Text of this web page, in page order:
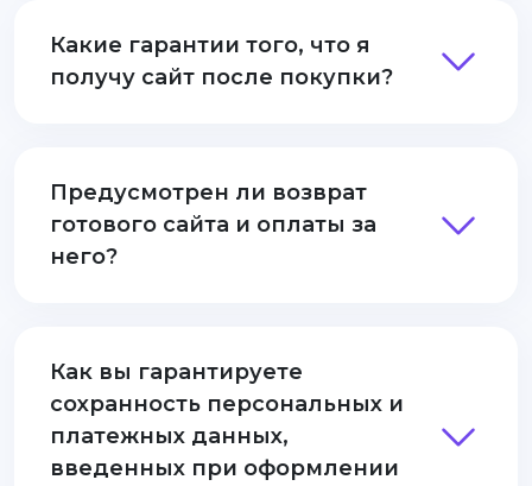
Какие гарантии того, что я
получу сайт после покупки?
Предусмотрен ли возврат
готового сайта и оплаты за
него?
Как вы гарантируете
сохранность персональных и
платежных данных,
введенных при оформлении